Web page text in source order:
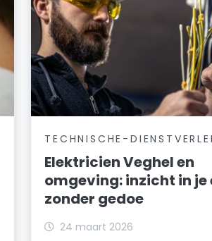
TECHNISCHE-
Elektricien Veghel en
omgeving: inzicht in je
zonder gedoe
24 maart 2026